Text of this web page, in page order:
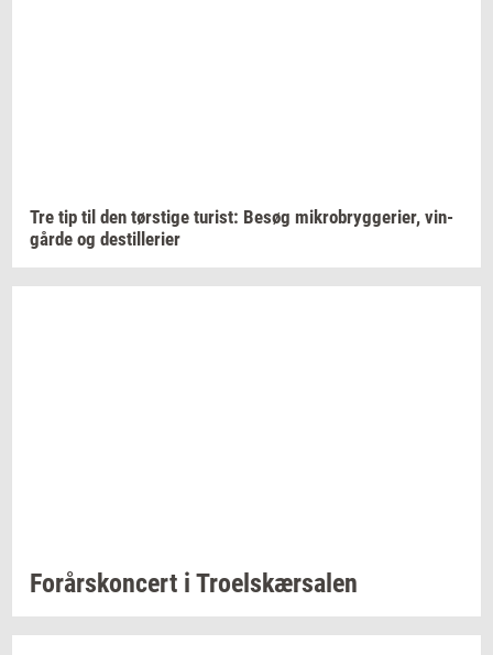
Tre tip til den tørsti­ge turist: Besøg mi­kro­bryg­ge­ri­er, vin­
går­de og destil­le­ri­er
For­års­kon­cert i Tro­elskær­sa­len